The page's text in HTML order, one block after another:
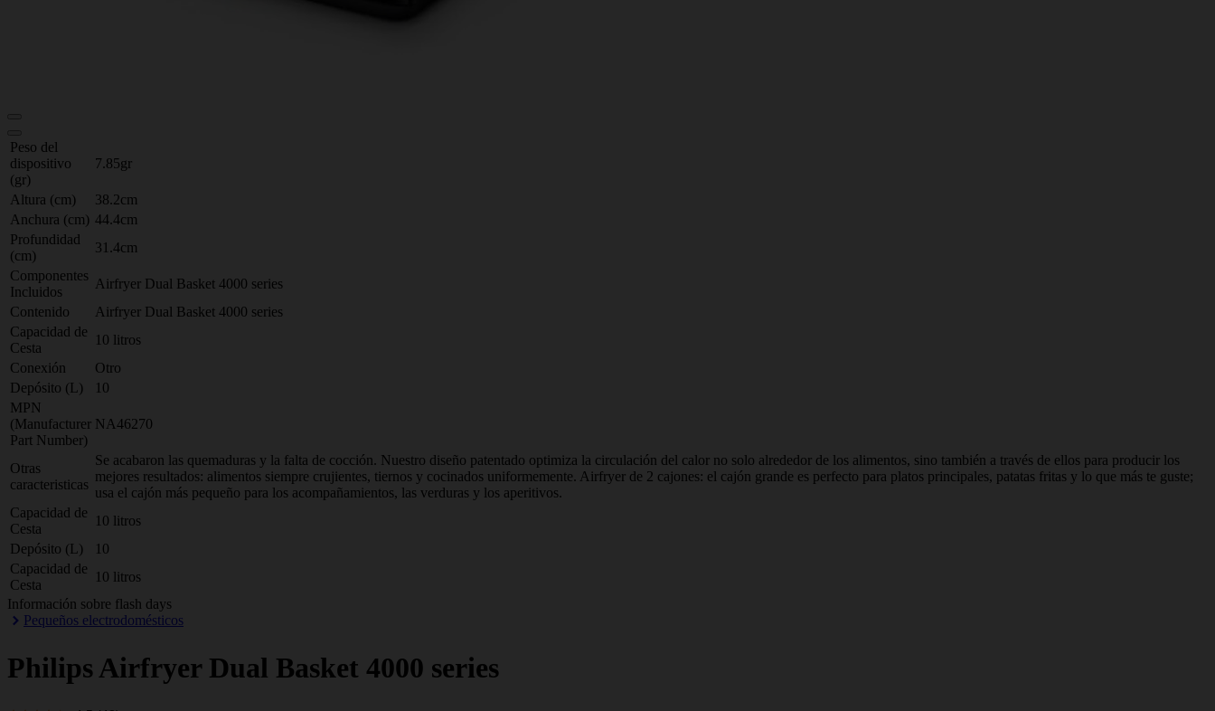
Peso del
dispositivo
(gr)
7.85gr
Altura (cm)
38.2cm
Anchura (cm) 44.4cm
Profundidad
(cm)
31.4cm
Componentes
Incluidos
Airfryer Dual Basket 4000 series
Contenido
Airfryer Dual Basket 4000 series
Capacidad de
Cesta
10 litros
Conexión
Otro
Depósito (L)
10
MPN
(Manufacturer
Part Number)
NA46270
Otras
caracteristicas
Se acabaron las quemaduras y la falta de cocción. Nuestro diseño patentado optimiza la circulación del calor no solo alrededor de los alimentos, sino también a través de ellos para producir los
mejores resultados: alimentos siempre crujientes, tiernos y cocinados uniformemente. Airfryer de 2 cajones: el cajón grande es perfecto para platos principales, patatas fritas y lo que más te guste;
usa el cajón más pequeño para los acompañamientos, las verduras y los aperitivos.
Capacidad de
Cesta
10 litros
Depósito (L)
10
Capacidad de
Cesta
10 litros
Información sobre flash days
Pequeños electrodomésticos
PhilipsAirfryer Dual Basket 4000 series